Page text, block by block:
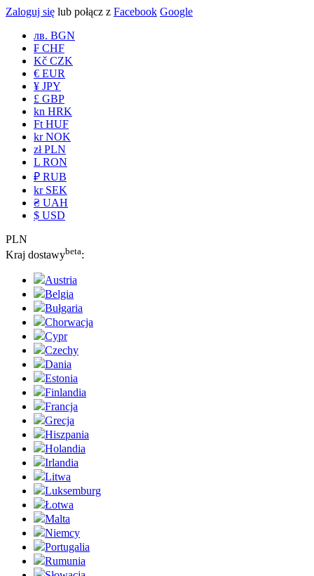
Zaloguj się lub połącz z Facebook Google
лв. BGN
₣ CHF
Kč CZK
€ EUR
¥ JPY
£ GBP
kn HRK
Ft HUF
kr NOK
zł PLN
L RON
₽ RUB
kr SEK
₴ UAH
$ USD
PLN
Kraj dostawybeta:
Austria
Belgia
Bułgaria
Chorwacja
Cypr
Czechy
Dania
Estonia
Finlandia
Francja
Grecja
Hiszpania
Holandia
Irlandia
Litwa
Luksemburg
Łotwa
Malta
Niemcy
Portugalia
Rumunia